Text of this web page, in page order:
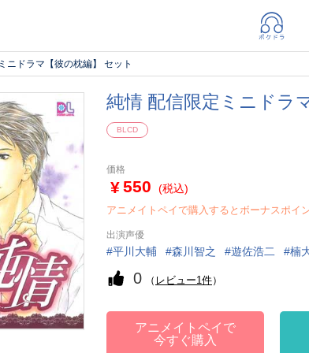
ニドラマ【彼の枕編】 セット
純情 配信限定ミニドラ
BLCD
価格
550 (税込)
アニメイトペイで購入するとボーナスポイ
出演声優
平川大輔 森川智之 遊佐浩二 楠
0 （ レビュー1件）
アニメイトペイで
今すぐ購入